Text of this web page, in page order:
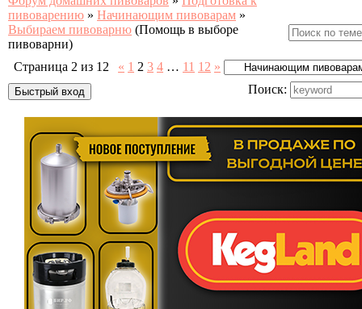
пивоварению » Начинающим пивоварам »
Выбираем пивоварню (Помощь в выборе
пивоварни)
Страница 2 из 12 « 1 2 3 4 … 11 12 »
Поиск: